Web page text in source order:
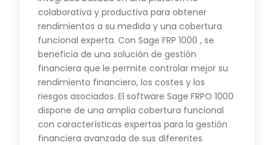
colaborativa y productiva para obtener
rendimientos a su medida y una cobertura
funcional experta. Con Sage FRP 1000 , se
beneficia de una solución de gestión
financiera que le permite controlar mejor su
rendimiento financiero, los costes y los
riesgos asociados. El software Sage FRPO 1000
dispone de una amplia cobertura funcional
con características expertas para la gestión
financiera avanzada de sus diferentes